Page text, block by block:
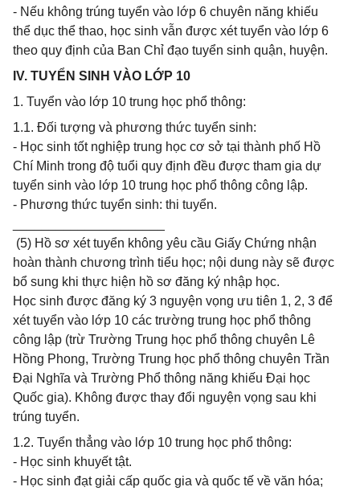
- Nếu không trúng tuyển vào lớp 6 chuyên năng khiếu
thể dục thể thao, học sinh vẫn được xét tuyển vào lớp 6
theo quy định của Ban Chỉ đạo tuyển sinh quận, huyện.
IV. TUYỂN SINH VÀO LỚP 10
1. Tuyển vào lớp 10 trung học phổ thông:
1.1. Đối tượng và phương thức tuyển sinh:
- Học sinh tốt nghiệp trung học cơ sở tại thành phố Hồ
Chí Minh trong độ tuổi quy định đều được tham gia dự
tuyển sinh vào lớp 10 trung học phổ thông công lập.
- Phương thức tuyển sinh: thi tuyển.
(5) Hồ sơ xét tuyển không yêu cầu Giấy Chứng nhận
hoàn thành chương trình tiểu học; nội dung này sẽ được
bổ sung khi thực hiện hồ sơ đăng ký nhập học.
Học sinh được đăng ký 3 nguyện vọng ưu tiên 1, 2, 3 để
xét tuyển vào lớp 10 các trường trung học phổ thông
công lập (trừ Trường Trung học phổ thông chuyên Lê
Hồng Phong, Trường Trung học phổ thông chuyên Trần
Đại Nghĩa và Trường Phổ thông năng khiếu Đại học
Quốc gia). Không được thay đổi nguyện vọng sau khi
trúng tuyển.
1.2. Tuyển thẳng vào lớp 10 trung học phổ thông:
- Học sinh khuyết tật.
- Học sinh đạt giải cấp quốc gia và quốc tế về văn hóa;